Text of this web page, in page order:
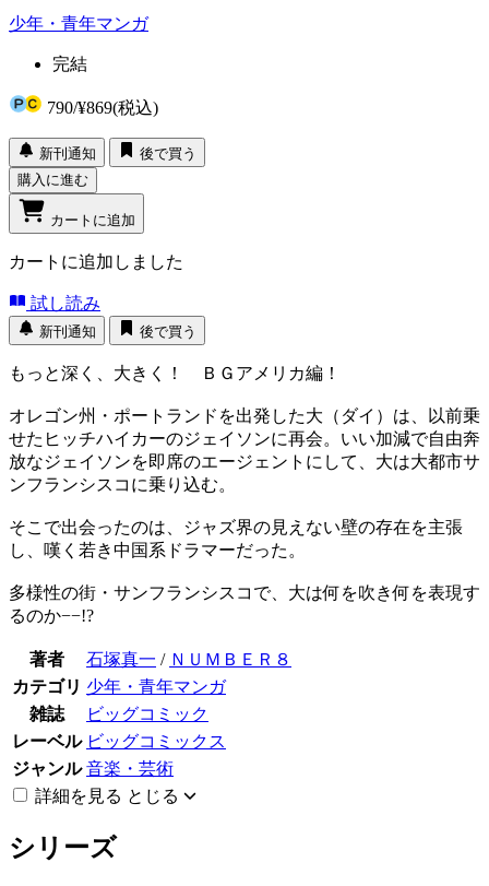
少年・青年マンガ
完結
790/¥869(税込)
新刊通知
後で買う
購入に進む
カートに追加
カートに追加しました
試し読み
新刊通知 後で買う
もっと深く、大きく！ ＢＧアメリカ編！
オレゴン州・ポートランドを出発した大（ダイ）は、以前乗
せたヒッチハイカーのジェイソンに再会。いい加減で自由奔
放なジェイソンを即席のエージェントにして、大は大都市サ
ンフランシスコに乗り込む。
そこで出会ったのは、ジャズ界の見えない壁の存在を主張
し、嘆く若き中国系ドラマーだった。
多様性の街・サンフランシスコで、大は何を吹き何を表現す
るのか−−!?
著者 石塚真一 / ＮＵＭＢＥＲ８
カテゴリ 少年・青年マンガ
雑誌
ビッグコミック
レーベル ビッグコミックス
ジャンル 音楽・芸術
詳細を見る とじる
シリーズ